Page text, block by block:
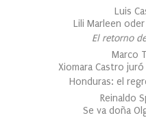
Luis
Lili Marleen
El retorno
Marco
Xiomara Castro
Honduras: el
Reinaldo
Se va doña